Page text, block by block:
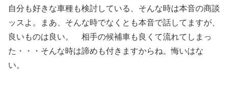
自分も好きな車種も検討している、そんな時は本音の商談
ッスよ。まあ、そんな時でなくとも本音で話してますが、
良いものは良い。 相手の候補車も良くて流れてしまっ
た・・・そんな時は諦めも付きますからね。悔いはな
い。